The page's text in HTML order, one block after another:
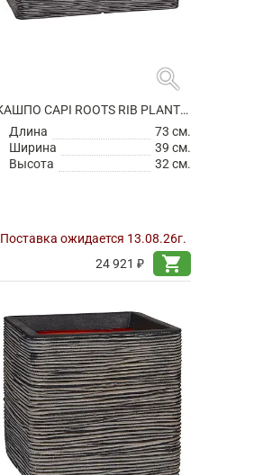
search
КАШПО CAPI ROOTS RIB PLANTER RECTANGLE ANTHRACITE
Длина
73 см.
Ширина
39 см.
Высота
32 см.
Поставка ожидается 13.08.26г.
24 921 ₽
shopping_cart